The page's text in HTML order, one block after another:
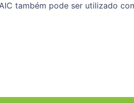
também pode ser utilizado